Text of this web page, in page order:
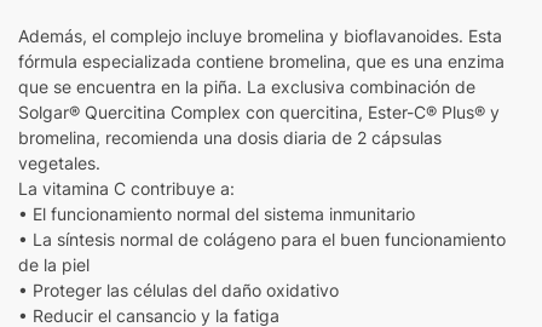
Además, el complejo incluye bromelina y bioflavanoides. Esta
fórmula especializada contiene bromelina, que es una enzima
que se encuentra en la piña. La exclusiva combinación de
Solgar® Quercitina Complex con quercitina, Ester-C® Plus® y
bromelina, recomienda una dosis diaria de 2 cápsulas
vegetales.
La vitamina C contribuye a:
• El funcionamiento normal del sistema inmunitario
• La síntesis normal de colágeno para el buen funcionamiento
de la piel
• Proteger las células del daño oxidativo
• Reducir el cansancio y la fatiga